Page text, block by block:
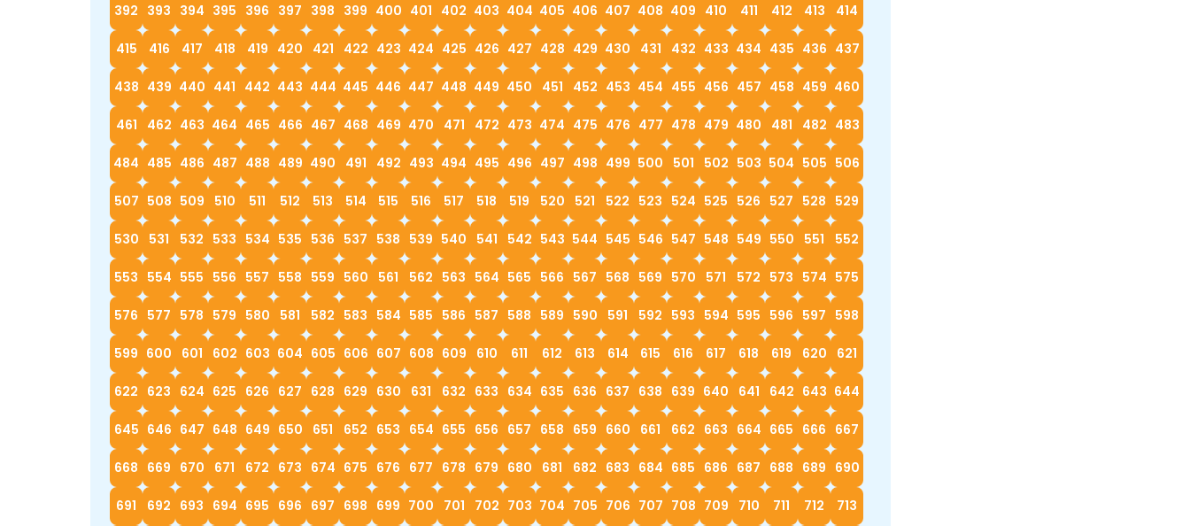
392 393 394 395 396 397 398 399 400 401 402 403 404 405 406 407 408 409 410 411 412 413 414
415 416 417 418 419 420 421 422 423 424 425 426 427 428 429 430 431 432 433 434 435 436 437
438 439 440 441 442 443 444 445 446 447 448 449 450 451 452 453 454 455 456 457 458 459 460
461 462 463 464 465 466 467 468 469 470 471 472 473 474 475 476 477 478 479 480 481 482 483
484 485 486 487 488 489 490 491 492 493 494 495 496 497 498 499 500 501 502 503 504 505 506
507 508 509 510 511 512 513 514 515 516 517 518 519 520 521 522 523 524 525 526 527 528 529
530 531 532 533 534 535 536 537 538 539 540 541 542 543 544 545 546 547 548 549 550 551 552
553 554 555 556 557 558 559 560 561 562 563 564 565 566 567 568 569 570 571 572 573 574 575
576 577 578 579 580 581 582 583 584 585 586 587 588 589 590 591 592 593 594 595 596 597 598
599 600 601 602 603 604 605 606 607 608 609 610 611 612 613 614 615 616 617 618 619 620 621
622 623 624 625 626 627 628 629 630 631 632 633 634 635 636 637 638 639 640 641 642 643 644
645 646 647 648 649 650 651 652 653 654 655 656 657 658 659 660 661 662 663 664 665 666 667
668 669 670 671 672 673 674 675 676 677 678 679 680 681 682 683 684 685 686 687 688 689 690
691 692 693 694 695 696 697 698 699 700 701 702 703 704 705 706 707 708 709 710 711 712 713